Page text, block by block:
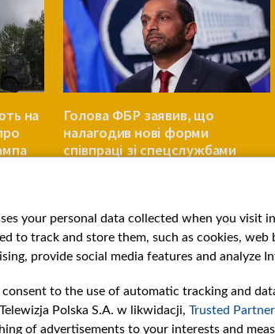
на
Голова ФБР заявив, що
налагодив нові форми
співпраці зі спецслужбами
your personal data collected when you
to track and store them, such as cookies,
provide social media features and analyze
to the use of automatic tracking and
Polska S.A. w likwidacji, Trusted
of advertisements to your interests and